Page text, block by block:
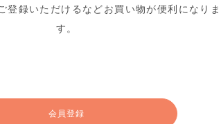
登録いただけるなどお買い物が便利になりま
す。
会員登録